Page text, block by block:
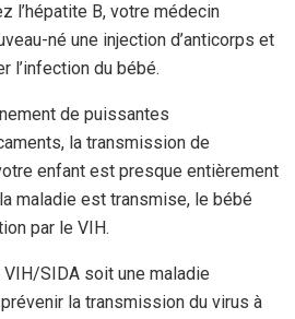
l’hépatite B, votre médecin
né une injection d’anticorps et
l’infection du bébé.
de puissantes
la transmission de
enfant est presque entièrement
maladie est transmise, le bébé
par le VIH.
SIDA soit une maladie
la transmission du virus à